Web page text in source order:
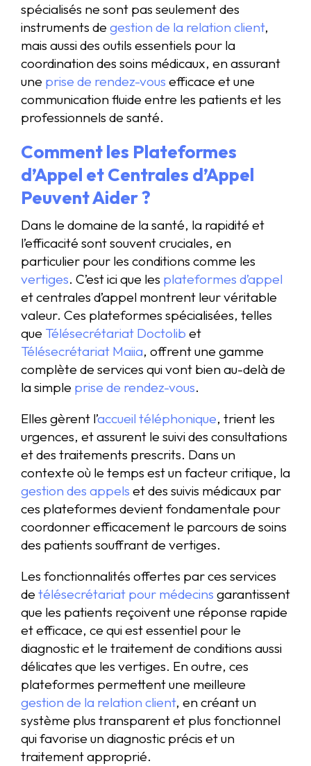
spécialisés ne sont pas seulement des
instruments de gestion de la relation client,
mais aussi des outils essentiels pour la
coordination des soins médicaux, en assurant
une prise de rendez-vous efficace et une
communication fluide entre les patients et les
professionnels de santé.
Comment les Plateformes
d’Appel et Centrales d’Appel
Peuvent Aider ?
Dans le domaine de la santé, la rapidité et
l’efficacité sont souvent cruciales, en
particulier pour les conditions comme les
vertiges. C’est ici que les plateformes d’appel
et centrales d’appel montrent leur véritable
valeur. Ces plateformes spécialisées, telles
que Télésecrétariat Doctolib et
Télésecrétariat Maiia, offrent une gamme
complète de services qui vont bien au-delà de
la simple prise de rendez-vous.
Elles gèrent l’accueil téléphonique, trient les
urgences, et assurent le suivi des consultations
et des traitements prescrits. Dans un
contexte où le temps est un facteur critique, la
gestion des appels et des suivis médicaux par
ces plateformes devient fondamentale pour
coordonner efficacement le parcours de soins
des patients souffrant de vertiges.
Les fonctionnalités offertes par ces services
de télésecrétariat pour médecins garantissent
que les patients reçoivent une réponse rapide
et efficace, ce qui est essentiel pour le
diagnostic et le traitement de conditions aussi
délicates que les vertiges. En outre, ces
plateformes permettent une meilleure
gestion de la relation client, en créant un
système plus transparent et plus fonctionnel
qui favorise un diagnostic précis et un
traitement approprié.